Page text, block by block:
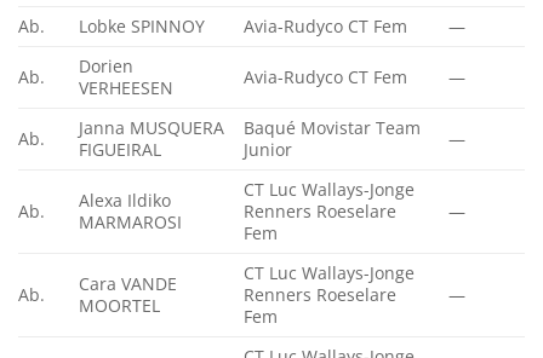
Ab.
Lobke SPINNOY Avia-Rudyco CT Fem —
Ab.
Dorien
VERHEESEN
Avia-Rudyco CT Fem —
Ab.
Janna MUSQUERA
FIGUEIRAL
Baqué Movistar Team
Junior
—
Ab.
Alexa Ildiko
MARMAROSI
CT Luc Wallays-Jonge
Renners Roeselare
Fem
—
Ab.
Cara VANDE
MOORTEL
CT Luc Wallays-Jonge
Renners Roeselare
Fem
—